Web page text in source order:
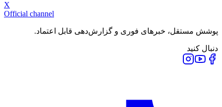
X
Official channel
پوشش مستقل، خبرهای فوری و گزارش‌دهی قابل اعتماد.
دنبال کنید